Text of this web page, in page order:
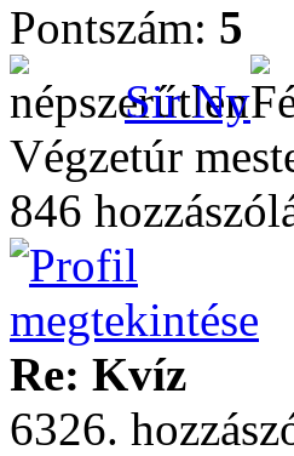
Pontszám: 5
Sir Ny
Végzetúr
846
Re: Kvíz
6326.